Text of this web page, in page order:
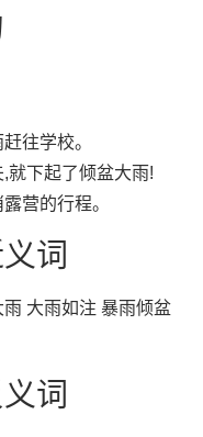
往学校。
就下起了倾盆大雨!
营的行程。
词
大雨如注 暴雨倾盆
词